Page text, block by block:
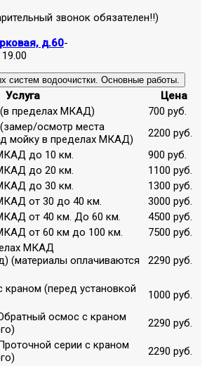
звонок обязателен!!)
д.60-
систем водоочистки. Основные работы.
Услуга
Цена
пределах МКАД)
700 руб.
осмотр места
мойку в пределах МКАД)
2200 руб.
до 10 км.
900 руб.
до 20 км.
1100 руб.
до 30 км.
1300 руб.
от 30 до 40 км.
3000 руб.
от 40 км. До 60 км.
4500 руб.
от 60 км до 100 км.
7500 руб.
МКАД
(материалы оплачиваются
2290 руб.
(перед установкой
1000 руб.
осмос с краном
2290 руб.
серии с краном
2290 руб.